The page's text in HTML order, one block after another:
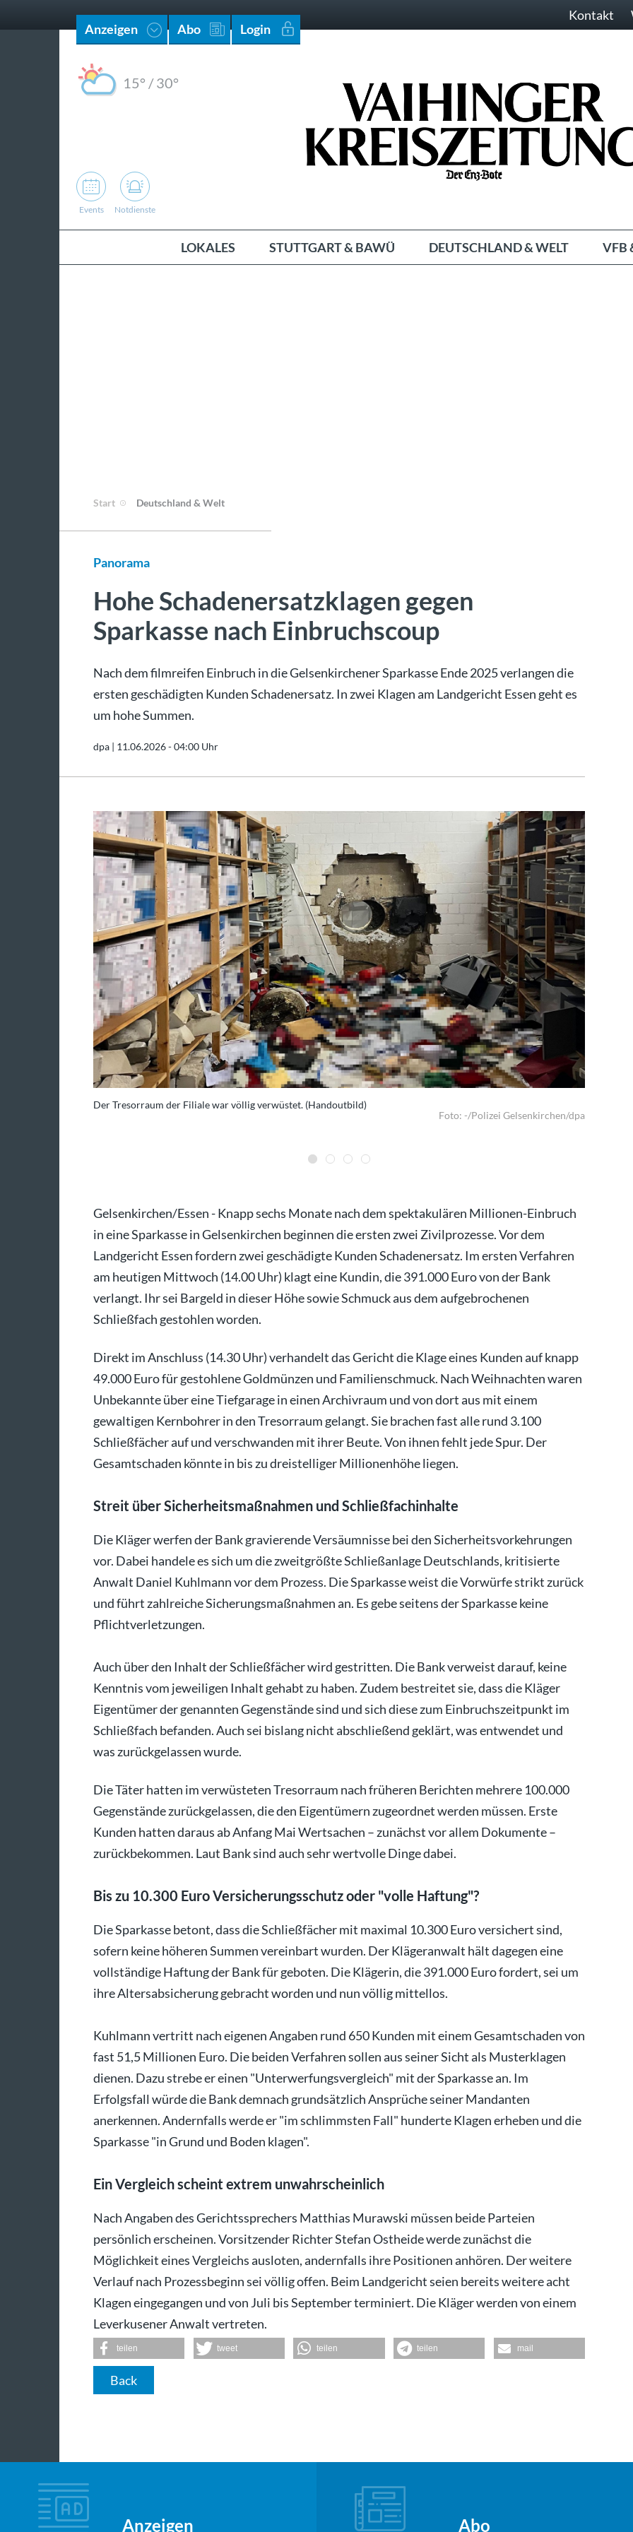
Anzeigen Abo Login
Kontakt
15° /30°
Events Notdienste
LOKALES STUTTGART & BAWÜ DEUTSCHLAND & WELT VFB
Start Deutschland & Welt
Panorama
Hohe Schadenersatzklagen gegen
Sparkasse nach Einbruchscoup
Nach dem filmreifen Einbruch in die Gelsenkirchener Sparkasse Ende 2025 verlangen die
ersten geschädigten Kunden Schadenersatz. In zwei Klagen am Landgericht Essen geht es
um hohe Summen.
dpa | 11.06.2026 - 04:00 Uhr
Der Tresorraum der Filiale war völlig verwüstet. (Handoutbild)
Foto: -/Polizei Gelsenkirchen/dpa
Gelsenkirchen/Essen - Knapp sechs Monate nach dem spektakulären Millionen-Einbruch
in eine Sparkasse in Gelsenkirchen beginnen die ersten zwei Zivilprozesse. Vor dem
Landgericht Essen fordern zwei geschädigte Kunden Schadenersatz. Im ersten Verfahren
am heutigen Mittwoch (14.00 Uhr) klagt eine Kundin, die 391.000 Euro von der Bank
verlangt. Ihr sei Bargeld in dieser Höhe sowie Schmuck aus dem aufgebrochenen
Schließfach gestohlen worden.
Direkt im Anschluss (14.30 Uhr) verhandelt das Gericht die Klage eines Kunden auf knapp
49.000 Euro für gestohlene Goldmünzen und Familienschmuck. Nach Weihnachten waren
Unbekannte über eine Tiefgarage in einen Archivraum und von dort aus mit einem
gewaltigen Kernbohrer in den Tresorraum gelangt. Sie brachen fast alle rund 3.100
Schließfächer auf und verschwanden mit ihrer Beute. Von ihnen fehlt jede Spur. Der
Gesamtschaden könnte in bis zu dreistelliger Millionenhöhe liegen.
Streit über Sicherheitsmaßnahmen und Schließfachinhalte
Die Kläger werfen der Bank gravierende Versäumnisse bei den Sicherheitsvorkehrungen
vor. Dabei handele es sich um die zweitgrößte Schließanlage Deutschlands, kritisierte
Anwalt Daniel Kuhlmann vor dem Prozess. Die Sparkasse weist die Vorwürfe strikt zurück
und führt zahlreiche Sicherungsmaßnahmen an. Es gebe seitens der Sparkasse keine
Pflichtverletzungen.
Auch über den Inhalt der Schließfächer wird gestritten. Die Bank verweist darauf, keine
Kenntnis vom jeweiligen Inhalt gehabt zu haben. Zudem bestreitet sie, dass die Kläger
Eigentümer der genannten Gegenstände sind und sich diese zum Einbruchszeitpunkt im
Schließfach befanden. Auch sei bislang nicht abschließend geklärt, was entwendet und
was zurückgelassen wurde.
Die Täter hatten im verwüsteten Tresorraum nach früheren Berichten mehrere 100.000
Gegenstände zurückgelassen, die den Eigentümern zugeordnet werden müssen. Erste
Kunden hatten daraus ab Anfang Mai Wertsachen – zunächst vor allem Dokumente –
zurückbekommen. Laut Bank sind auch sehr wertvolle Dinge dabei.
Bis zu 10.300 Euro Versicherungsschutz oder "volle Haftung"?
Die Sparkasse betont, dass die Schließfächer mit maximal 10.300 Euro versichert sind,
sofern keine höheren Summen vereinbart wurden. Der Klägeranwalt hält dagegen eine
vollständige Haftung der Bank für geboten. Die Klägerin, die 391.000 Euro fordert, sei um
ihre Altersabsicherung gebracht worden und nun völlig mittellos.
Kuhlmann vertritt nach eigenen Angaben rund 650 Kunden mit einem Gesamtschaden von
fast 51,5 Millionen Euro. Die beiden Verfahren sollen aus seiner Sicht als Musterklagen
dienen. Dazu strebe er einen "Unterwerfungsvergleich" mit der Sparkasse an. Im
Erfolgsfall würde die Bank demnach grundsätzlich Ansprüche seiner Mandanten
anerkennen. Andernfalls werde er "im schlimmsten Fall" hunderte Klagen erheben und die
Sparkasse "in Grund und Boden klagen".
Ein Vergleich scheint extrem unwahrscheinlich
Nach Angaben des Gerichtssprechers Matthias Murawski müssen beide Parteien
persönlich erscheinen. Vorsitzender Richter Stefan Ostheide werde zunächst die
Möglichkeit eines Vergleichs ausloten, andernfalls ihre Positionen anhören. Der weitere
Verlauf nach Prozessbeginn sei völlig offen. Beim Landgericht seien bereits weitere acht
Klagen eingegangen und von Juli bis September terminiert. Die Kläger werden von einem
Leverkusener Anwalt vertreten.
teilen tweet teilen teilen mail
Back
Anzeigen Abo